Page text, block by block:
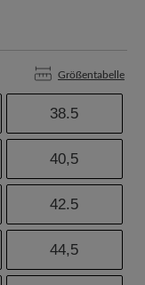
Größentabelle
38.5
40,5
42.5
44,5